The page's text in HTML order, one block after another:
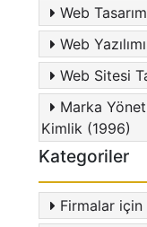
Web
Web
Web Sitesi
Marka
Kimlik (1996)
Kategoriler
Firmalar için